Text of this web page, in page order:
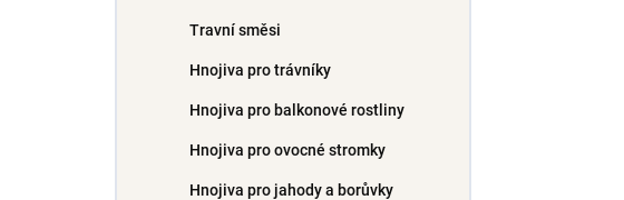
Travní směsi
Hnojiva pro trávníky
Hnojiva pro balkonové rostliny
Hnojiva pro ovocné stromky
Hnojiva pro jahody a borůvky